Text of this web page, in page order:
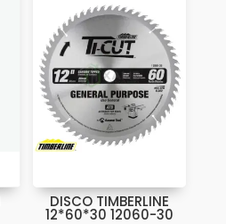
DISCO TIMBERLINE
12*60*30 12060-30